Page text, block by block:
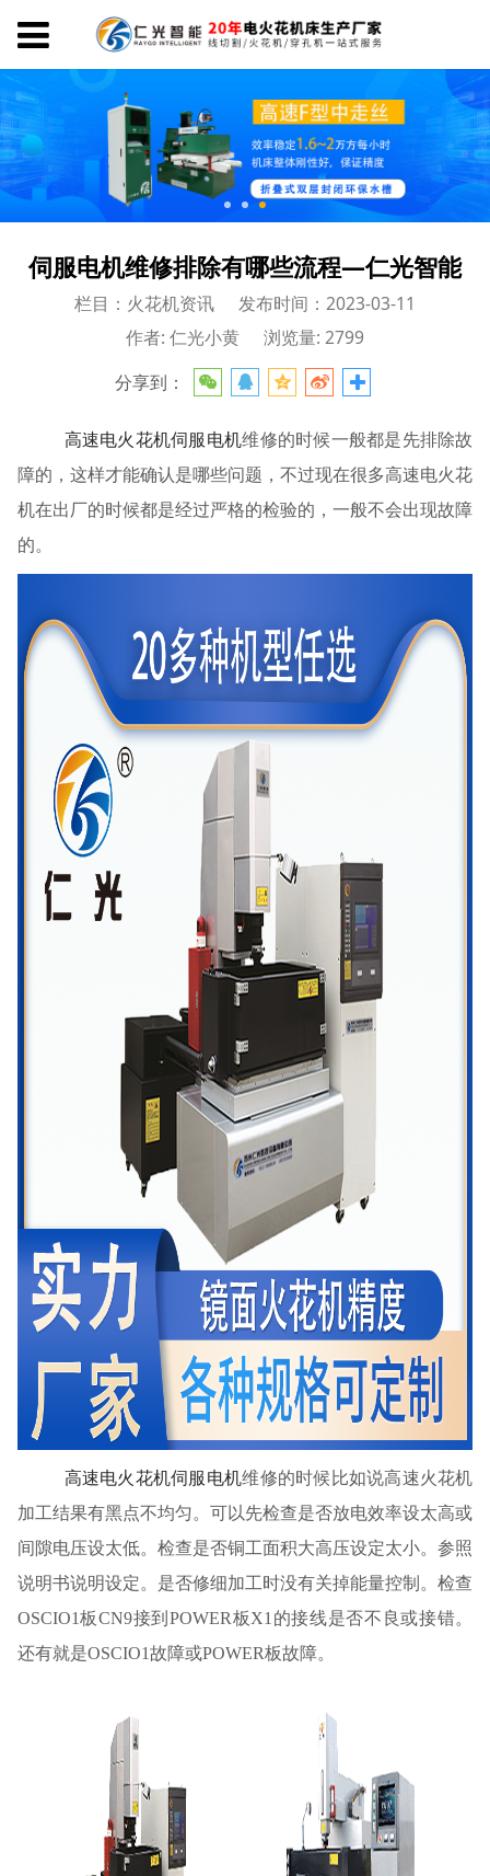
伺服电机维修排除有哪些流程—仁光智能
栏目：火花机资讯
发布时间：2023-03-11
作者: 仁光小黄
浏览量: 2799
分享到：
高速电火花机伺服电机维修的时候一般都是先排除故
障的，这样才能确认是哪些问题，不过现在很多高速电火花
机在出厂的时候都是经过严格的检验的，一般不会出现故障
的。
高速电火花机伺服电机维修的时候比如说高速火花机
加工结果有黑点不均匀。可以先检查是否放电效率设太高或
间隙电压设太低。检查是否铜工面积大高压设定太小。参照
说明书说明设定。是否修细加工时没有关掉能量控制。检查
OSCIO1板CN9接到POWER板X1的接线是否不良或接错。
还有就是OSCIO1故障或POWER板故障。